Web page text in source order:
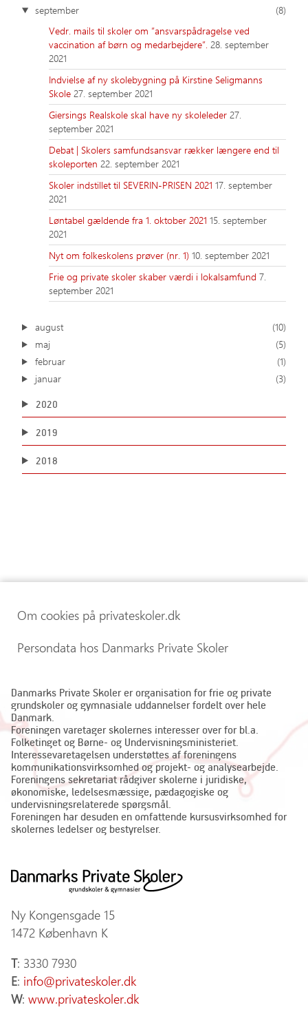
september
(8)
Vedr. mails til skoler om ”ansvarspådragelse ved
vaccination af børn og medarbejdere”. 28. september
2021
Indvielse af ny skolebygning på Kirstine Seligmanns
Skole 27. september 2021
Giersings Realskole skal have ny skoleleder 27.
september 2021
Debat | Skolers samfundsansvar rækker længere end til
skoleporten 22. september 2021
Skoler indstillet til SEVERIN-PRISEN 2021 17. september
2021
Løntabel gældende fra 1. oktober 2021 15. september
2021
Nyt om folkeskolens prøver (nr. 1) 10. september 2021
Frie og private skoler skaber værdi i lokalsamfund 7.
september 2021
august
(10)
maj
(5)
februar
(1)
januar
(3)
2020
2019
2018
Om cookies på privateskoler.dk
Persondata hos Danmarks Private Skoler
Danmarks Private Skoler er organisation for frie og private
grundskoler og gymnasiale uddannelser fordelt over hele
Danmark.
Foreningen varetager skolernes interesser over for bl.a.
Folketinget og Børne- og Undervisningsministeriet.
Interessevaretagelsen understøttes af foreningens
kommunikationsvirksomhed og projekt- og analysearbejde.
Foreningens sekretariat rådgiver skolerne i juridiske,
økonomiske, ledelsesmæssige, pædagogiske og
undervisningsrelaterede spørgsmål.
Foreningen har desuden en omfattende kursusvirksomhed for
skolernes ledelser og bestyrelser.
Ny Kongensgade 15
1472 København K
T: 3330 7930
E: info@privateskoler.dk
W: www.privateskoler.dk